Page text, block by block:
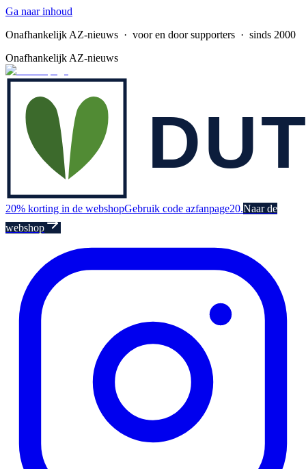
Ga naar inhoud
Onafhankelijk AZ-nieuws · voor en door supporters · sinds 2000
Onafhankelijk AZ-nieuws
20% korting in de webshopGebruik code azfanpage20.Naar de
webshop